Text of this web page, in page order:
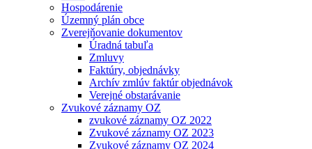
Hospodárenie
Územný plán obce
Zverejňovanie dokumentov
Úradná tabuľa
Zmluvy
Faktúry, objednávky
Archív zmlúv faktúr objednávok
Verejné obstarávanie
Zvukové záznamy OZ
zvukové záznamy OZ 2022
Zvukové záznamy OZ 2023
Zvukové záznamy OZ 2024